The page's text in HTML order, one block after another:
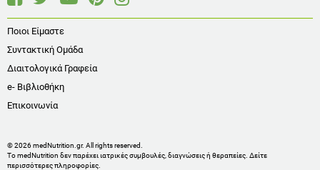
Ποιοι Είμαστε
Συντακτική Ομάδα
Διαιτολογικά Γραφεία
e- Βιβλιοθήκη
Επικοινωνία
© 2026 medNutrition.gr. All rights reserved.
Το medNutrition δεν παρέχει ιατρικές συμβουλές, διαγνώσεις ή θεραπείες. Δείτε
περισσότερες πληροφορίες